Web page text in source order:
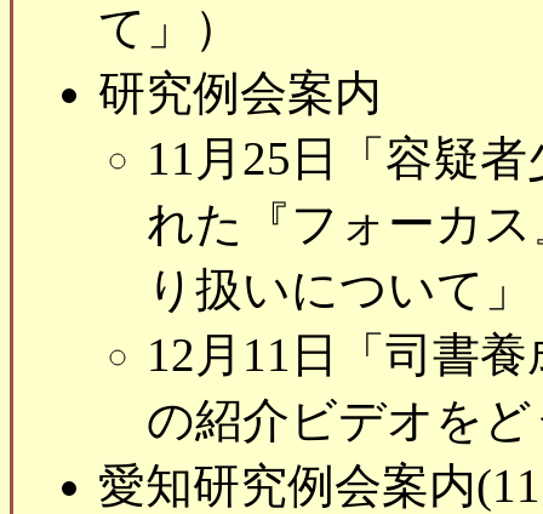
て」）
研究例会案内
11月25日「容疑
れた『フォーカ
り扱いについて」
12月11日「司書
の紹介ビデオを
愛知研究例会案内